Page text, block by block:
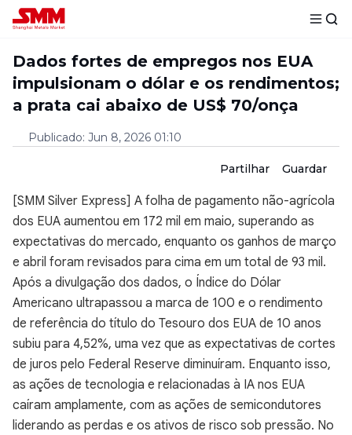
Dados fortes de empregos nos EUA
impulsionam o dólar e os rendimentos;
a prata cai abaixo de US$ 70/onça
Publicado: Jun 8, 2026 01:10
Partilhar Guardar
[SMM Silver Express] A folha de pagamento não-agrícola
dos EUA aumentou em 172 mil em maio, superando as
expectativas do mercado, enquanto os ganhos de março
e abril foram revisados para cima em um total de 93 mil.
Após a divulgação dos dados, o Índice do Dólar
Americano ultrapassou a marca de 100 e o rendimento
de referência do título do Tesouro dos EUA de 10 anos
subiu para 4,52%, uma vez que as expectativas de cortes
de juros pelo Federal Reserve diminuíram. Enquanto isso,
as ações de tecnologia e relacionadas à IA nos EUA
caíram amplamente, com as ações de semicondutores
liderando as perdas e os ativos de risco sob pressão. No